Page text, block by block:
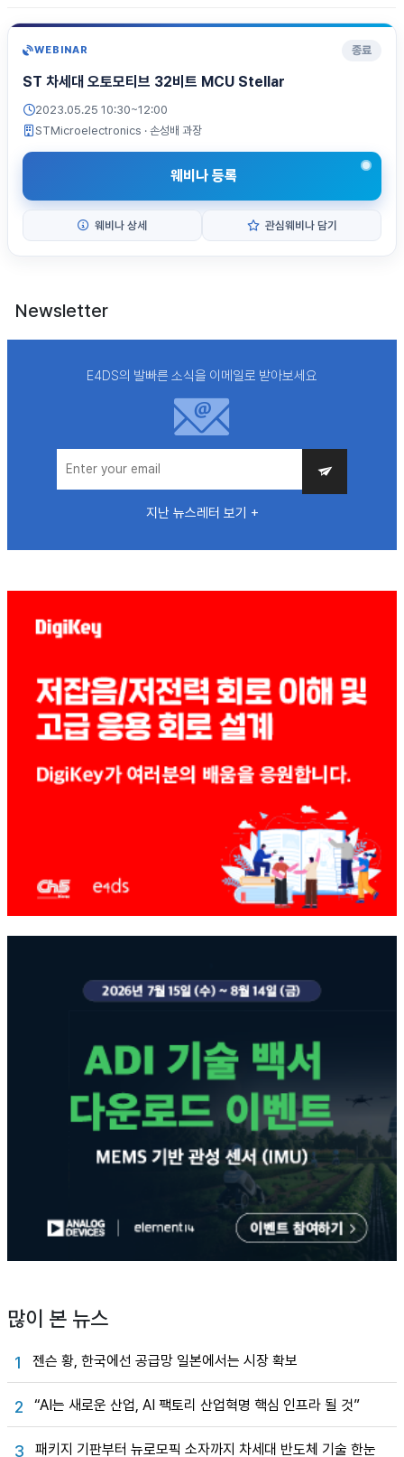
WEBINAR 종료
ST 차세대 오토모티브 32비트 MCU Stellar
2023.05.25 10:30~12:00
STMicroelectronics · 손성배 과장
웨비나 등록
웨비나 상세 관심웨비나 담기
Newsletter
E4DS의 발빠른 소식을 이메일로 받아보세요
지난 뉴스레터 보기 +
많이 본 뉴스
1 젠슨 황, 한국에선 공급망 일본에서는 시장 확보
2 “AI는 새로운 산업, AI 팩토리 산업혁명 핵심 인프라 될 것”
3
패키지 기판부터 뉴로모픽 소자까지 차세대 반도체 기술 한눈